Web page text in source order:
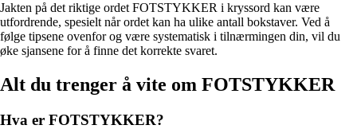
Jakten på det riktige ordet FOTSTYKKER i kryssord kan være
utfordrende, spesielt når ordet kan ha ulike antall bokstaver. Ved å
følge tipsene ovenfor og være systematisk i tilnærmingen din, vil du
øke sjansene for å finne det korrekte svaret.
Alt du trenger å vite om FOTSTYKKER
Hva er FOTSTYKKER?